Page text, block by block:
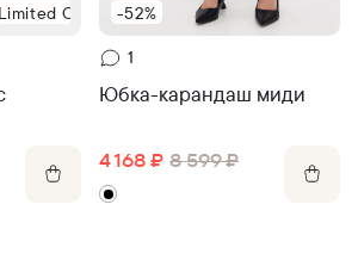
Limited Collection
-52%
1
Юбка-карандаш миди
4 168 ₽ 8 599 ₽